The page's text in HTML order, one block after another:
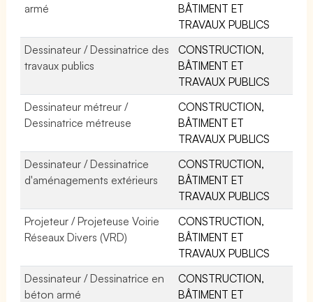
armé
BÂTIMENT ET
TRAVAUX PUBLICS
Dessinateur / Dessinatrice des
travaux publics
CONSTRUCTION,
BÂTIMENT ET
TRAVAUX PUBLICS
Dessinateur métreur /
Dessinatrice métreuse
CONSTRUCTION,
BÂTIMENT ET
TRAVAUX PUBLICS
Dessinateur / Dessinatrice
d'aménagements extérieurs
CONSTRUCTION,
BÂTIMENT ET
TRAVAUX PUBLICS
Projeteur / Projeteuse Voirie
Réseaux Divers (VRD)
CONSTRUCTION,
BÂTIMENT ET
TRAVAUX PUBLICS
Dessinateur / Dessinatrice en
béton armé
CONSTRUCTION,
BÂTIMENT ET